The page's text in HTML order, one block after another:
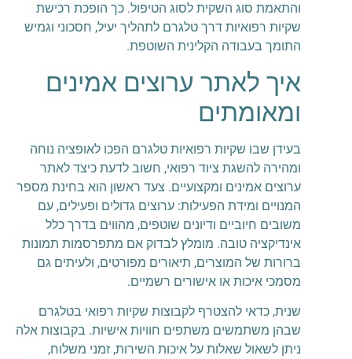
והתאמת סוג השקית לסוג הטיפול. כך הופכת רכישת
שקיות רפואיות דרך טלגרם לתהליך יעיל, חסכוני וגמיש
התומך בעבודה הקלינית השוטפת.
איך לאתר ערוצים אמינים
ומאומתים
בעידן שבו שקיות רפואיות טלגרם הפכו לאופציה נוחה
ומהירה להשגת ציוד רפואי, חשוב לדעת כיצד לאתר
ערוצים אמינים ומקצועיים. צעד ראשון הוא בחינת מספר
המנויים ומידת הפעילות: ערוצים גדולים ופעילים, עם
משובים חיוביים ודיונים שוטפים, מהווים בדרך כלל
אינדיקציה טובה. מומלץ לבדוק אם מתפרסמות תמונות
ברורות של המוצרים, תיאורים מפורטים, ולעיתים גם
מסמכי איכות או אישורים רשמיים.
שנית, כדאי להצטרף לקבוצות שקיות רפואי בטלגרם
שבהן משתמשים משתפים חוויות אישיות. בקבוצות אלה
ניתן לשאול שאלות על איכות השירות, זמני משלוח,